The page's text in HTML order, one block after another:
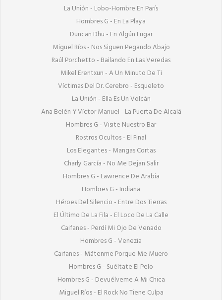
La Unión - Lobo-Hombre En París
Hombres G - En La Playa
Duncan Dhu - En Algún Lugar
Miguel Ríos - Nos Siguen Pegando Abajo
Raúl Porchetto - Bailando En Las Veredas
Mikel Erentxun - A Un Minuto De Ti
Víctimas Del Dr. Cerebro - Esqueleto
La Unión - Ella Es Un Volcán
Ana Belén Y Víctor Manuel - La Puerta De Alcalá
Hombres G - Visite Nuestro Bar
Rostros Ocultos - El Final
Los Elegantes - Mangas Cortas
Charly García - No Me Dejan Salir
Hombres G - Lawrence De Arabia
Hombres G - Indiana
Héroes Del Silencio - Entre Dos Tierras
El Último De La Fila - El Loco De La Calle
Caifanes - Perdí Mi Ojo De Venado
Hombres G - Venezia
Caifanes - Mátenme Porque Me Muero
Hombres G - Suéltate El Pelo
Hombres G - Devuélveme A Mi Chica
Miguel Ríos - El Rock No Tiene Culpa